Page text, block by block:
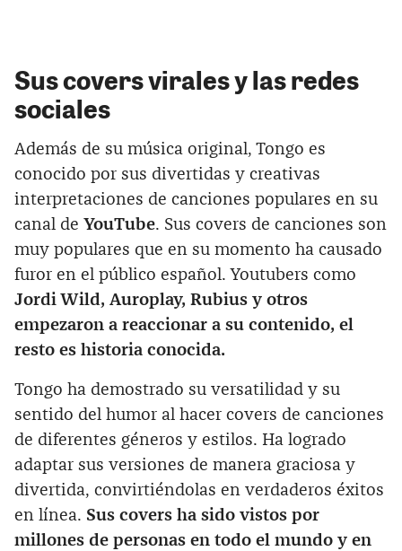
Sus covers virales y las redes
sociales
Además de su música original, Tongo es
conocido por sus divertidas y creativas
interpretaciones de canciones populares en su
canal de YouTube. Sus covers de canciones son
muy populares que en su momento ha causado
furor en el público español. Youtubers como
Jordi Wild, Auroplay, Rubius y otros
empezaron a reaccionar a su contenido, el
resto es historia conocida.
Tongo ha demostrado su versatilidad y su
sentido del humor al hacer covers de canciones
de diferentes géneros y estilos. Ha logrado
adaptar sus versiones de manera graciosa y
divertida, convirtiéndolas en verdaderos éxitos
en línea. Sus covers ha sido vistos por
millones de personas en todo el mundo y en